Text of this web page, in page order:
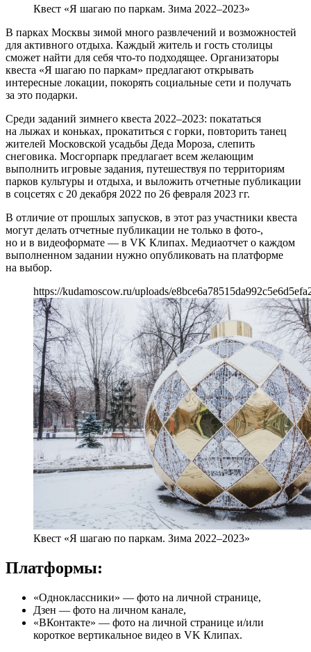
Квест «Я шагаю по паркам. Зима 2022–2023»
В парках Москвы зимой много развлечений и возможностей
для активного отдыха. Каждый житель и гость столицы
сможет найти для себя что-то подходящее. Организаторы
квеста «Я шагаю по паркам» предлагают открывать
интересные локации, покорять социальные сети и получать
за это подарки.
Среди заданий зимнего квеста 2022–2023: покататься
на лыжах и коньках, прокатиться с горки, повторить танец
жителей Московской усадьбы Деда Мороза, слепить
снеговика. Мосгорпарк предлагает всем желающим
выполнить игровые задания, путешествуя по территориям
парков культуры и отдыха, и выложить отчетные публикации
в соцсетях с 20 декабря 2022 по 26 февраля 2023 гг.
В отличие от прошлых запусков, в этот раз участники квеста
могут делать отчетные публикации не только в фото-,
но и в видеоформате — в VK Клипах. Медиаотчет о каждом
выполненном задании нужно опубликовать на платформе
на выбор.
https://kudamoscow.ru/uploads/
Квест «Я шагаю по паркам. Зима 2022–2023»
Платформы:
«Одноклассники» — фото на личной странице,
Дзен — фото на личном канале,
«ВКонтакте» — фото на личной странице и/или
короткое вертикальное видео в VK Клипах.